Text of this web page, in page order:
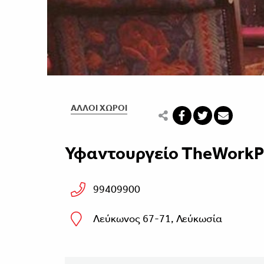
ΆΛΛΟΙ ΧΏΡΟΙ
Υφαντουργείο
99409900
Λεύκωνος 67-71, Λεύκωσία